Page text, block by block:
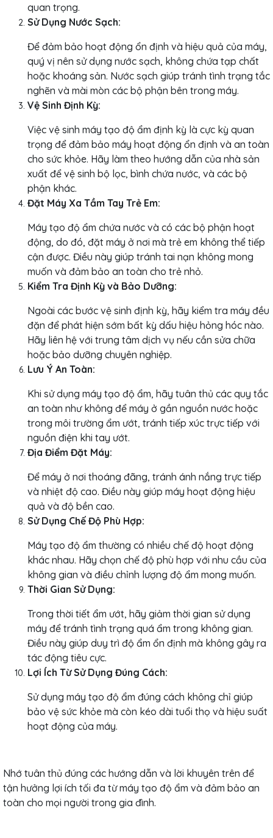
quan trọng.
Sử Dụng Nước Sạch:
Để đảm bảo hoạt động ổn định và hiệu quả của máy,
quý vị nên sử dụng nước sạch, không chứa tạp chất
hoặc khoáng sản. Nước sạch giúp tránh tình trạng tắc
nghẽn và mài mòn các bộ phận bên trong máy.
Vệ Sinh Định Kỳ:
Việc vệ sinh máy tạo độ ẩm định kỳ là cực kỳ quan
trọng để đảm bảo máy hoạt động ổn định và an toàn
cho sức khỏe. Hãy làm theo hướng dẫn của nhà sản
xuất để vệ sinh bộ lọc, bình chứa nước, và các bộ
phận khác.
Đặt Máy Xa Tầm Tay Trẻ Em:
Máy tạo độ ẩm chứa nước và có các bộ phận hoạt
động, do đó, đặt máy ở nơi mà trẻ em không thể tiếp
cận được. Điều này giúp tránh tai nạn không mong
muốn và đảm bảo an toàn cho trẻ nhỏ.
Kiểm Tra Định Kỳ và Bảo Dưỡng:
Ngoài các bước vệ sinh định kỳ, hãy kiểm tra máy đều
đặn để phát hiện sớm bất kỳ dấu hiệu hỏng hóc nào.
Hãy liên hệ với trung tâm dịch vụ nếu cần sửa chữa
hoặc bảo dưỡng chuyên nghiệp.
Lưu Ý An Toàn:
Khi sử dụng máy tạo độ ẩm, hãy tuân thủ các quy tắc
an toàn như không để máy ở gần nguồn nước hoặc
trong môi trường ẩm ướt, tránh tiếp xúc trực tiếp với
nguồn điện khi tay ướt.
Địa Điểm Đặt Máy:
Để máy ở nơi thoáng đãng, tránh ánh nắng trực tiếp
và nhiệt độ cao. Điều này giúp máy hoạt động hiệu
quả và độ bền cao.
Sử Dụng Chế Độ Phù Hợp:
Máy tạo độ ẩm thường có nhiều chế độ hoạt động
khác nhau. Hãy chọn chế độ phù hợp với nhu cầu của
không gian và điều chỉnh lượng độ ẩm mong muốn.
Thời Gian Sử Dụng:
Trong thời tiết ẩm ướt, hãy giảm thời gian sử dụng
máy để tránh tình trạng quá ẩm trong không gian.
Điều này giúp duy trì độ ẩm ổn định mà không gây ra
tác động tiêu cực.
Lợi Ích Từ Sử Dụng Đúng Cách:
Sử dụng máy tạo độ ẩm đúng cách không chỉ giúp
bảo vệ sức khỏe mà còn kéo dài tuổi thọ và hiệu suất
hoạt động của máy.
Nhớ tuân thủ đúng các hướng dẫn và lời khuyên trên để
tận hưởng lợi ích tối đa từ máy tạo độ ẩm và đảm bảo an
toàn cho mọi người trong gia đình.